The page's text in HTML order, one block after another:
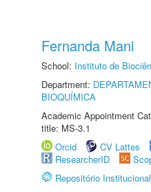
Fernanda Mani
School: Instituto de
Department:
BIOQUÍMICA
Academic Appointment
title: MS-3.1
Orcid
CV Lattes
ResearcherID
Repositório